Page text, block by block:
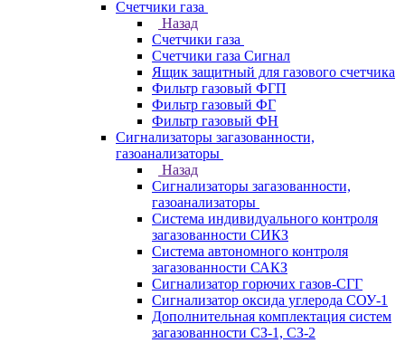
Счетчики газа
Назад
Счетчики газа
Счетчики газа Сигнал
Ящик защитный для газового счетчика
Фильтр газовый ФГП
Фильтр газовый ФГ
Фильтр газовый ФН
Сигнализаторы загазованности,
газоанализаторы
Назад
Сигнализаторы загазованности,
газоанализаторы
Система индивидуального контроля
загазованности СИКЗ
Система автономного контроля
загазованности САКЗ
Сигнализатор горючих газов-СГГ
Сигнализатор оксида углерода СОУ-1
Дополнительная комплектация систем
загазованности СЗ-1, СЗ-2